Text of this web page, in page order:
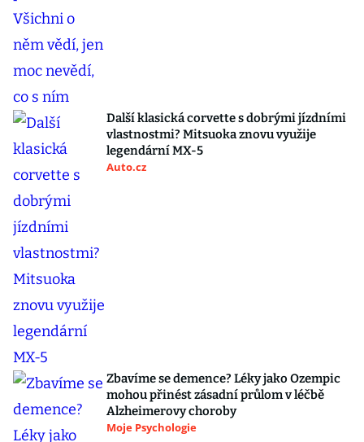
Další klasická corvette s dobrými jízdními
vlastnostmi? Mitsuoka znovu využije
legendární MX-5
Auto.cz
Zbavíme se demence? Léky jako Ozempic
mohou přinést zásadní průlom v léčbě
Alzheimerovy choroby
Moje Psychologie